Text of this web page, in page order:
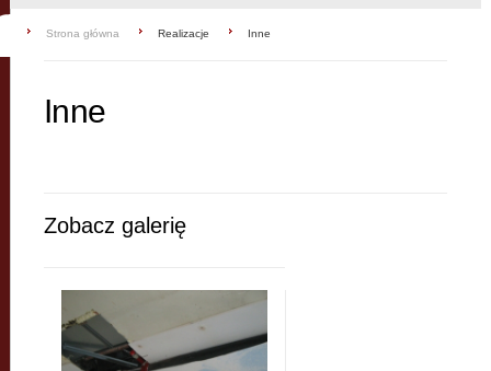
Strona główna Realizacje Inne
Inne
Zobacz galerię